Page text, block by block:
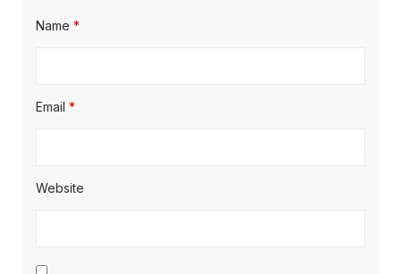
Name *
Email *
Website